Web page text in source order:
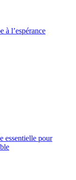
à l’espérance
essentielle pour